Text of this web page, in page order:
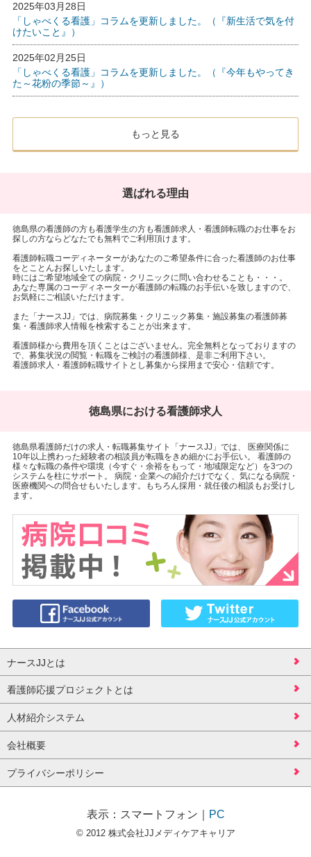
2025年03月28日
「しゃべくる看護」コラムを更新しました。（『新生活で気を付
けたいこと』）
2025年02月25日
「しゃべくる看護」コラムを更新しました。（『今年もやってき
た～花粉の季節～』）
もっと見る
選ばれる理由
徳島県の看護師の方も看護学生の方も看護師求人・看護師転職のお仕事をお
探しの方ならどなたでも無料でご利用頂けます。
看護師転職コーディネーターがあなたのご希望条件に合った看護師のお仕事
をとことんお探しいたします。
時にはご希望地域全ての病院・クリニックに問い合わせることも・・・。
あなた専属のコーディネーターが看護師の転職のお手伝いを致しますので、
お気軽にご相談いただけます。
また「ナースJJ」では、病院募集・クリニック募集・施設募集の看護師募
集・看護師求人情報を検索することが出来ます。
看護師様から費用を頂くことはございません。完全無料となっておりますの
で、募集状況の閲覧・転職をご検討の看護師様、是非ご利用下さい。
看護師求人・看護師転職サイトとし募集から採用まで安心・信頼です。
徳島県における看護師求人
徳島県看護師だけの求人・転職募集サイト「ナースJJ」では、 医療関係に
10年以上携わった経験者の相談員が転職をきめ細かにお手伝い。 看護師の
様々な転職の条件や環境（今すぐ・余裕をもって・地域限定など）を3つの
システムを柱にサポート。 病院・企業への紹介だけでなく、気になる病院・
医療機関への問合せもいたします。もちろん採用・就任後の相談もお受けし
ます。
ナースJJとは
看護師応援プロジェクトとは
人材紹介システム
会社概要
プライバシーポリシー
表示： スマートフォン PC
© 2012 株式会社JJメディケアキャリア